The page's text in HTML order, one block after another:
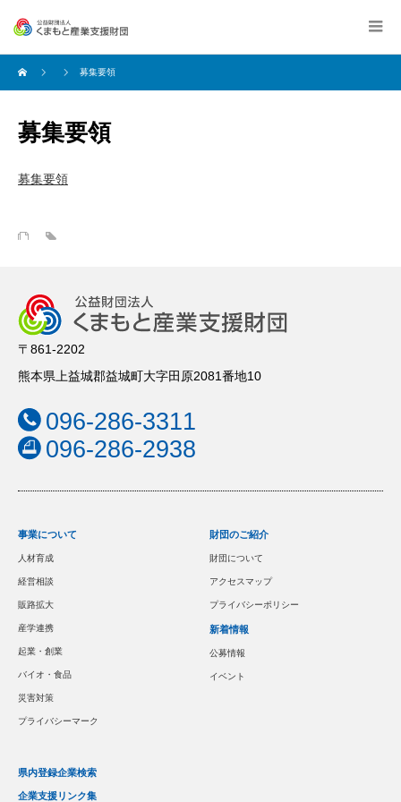
募集要領
募集要領
募集要領
〒861-2202
熊本県上益城郡益城町大字田原2081番地10
096-286-3311
096-286-2938
事業について
人材育成
経営相談
販路拡大
産学連携
起業・創業
バイオ・食品
災害対策
プライバシーマーク
財団のご紹介
財団について
アクセスマップ
プライバシーポリシー
新着情報
公募情報
イベント
県内登録企業検索
企業支援リンク集